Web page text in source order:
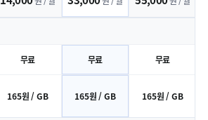
무료 무료 무료
165원 / GB 165원 / GB 165원 / GB